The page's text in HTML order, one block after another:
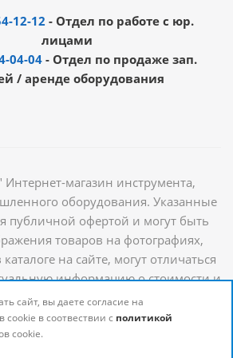
12-12 - Отдел по работе с юр.
лицами
04-04- Отдел по продаже зап.
/ аренде оборудования
Интернет-магазин инструмента,
оборудования. Указанные
публичной офертой и могут быть
товаров на фотографиях,
на сайте, могут отличаться
информацию о стоимости и
можно получить у наших
менеджеров
сайт, вы даете согласие на
в соотвествии с политикой
cookie.